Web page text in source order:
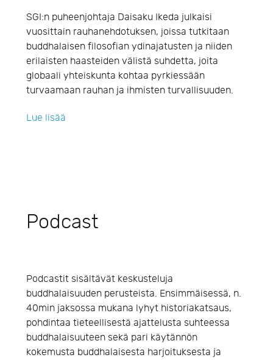
SGI:n puheenjohtaja Daisaku Ikeda julkaisi
vuosittain rauhanehdotuksen, joissa tutkitaan
buddhalaisen filosofian ydinajatusten ja niiden
erilaisten haasteiden välistä suhdetta, joita
globaali yhteiskunta kohtaa pyrkiessään
turvaamaan rauhan ja ihmisten turvallisuuden.
Lue lisää
Podcast
Podcastit sisältävät keskusteluja
buddhalaisuuden perusteista. Ensimmäisessä, n.
40min jaksossa mukana lyhyt historiakatsaus,
pohdintaa tieteellisestä ajattelusta suhteessa
buddhalaisuuteen sekä pari käytännön
kokemusta buddhalaisesta harjoituksesta ja